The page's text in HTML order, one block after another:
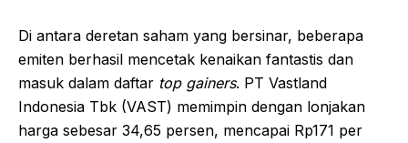
Di antara deretan saham yang bersinar, beberapa
emiten berhasil mencetak kenaikan fantastis dan
masuk dalam daftar top gainers. PT Vastland
Indonesia Tbk (VAST) memimpin dengan lonjakan
harga sebesar 34,65 persen, mencapai Rp171 per